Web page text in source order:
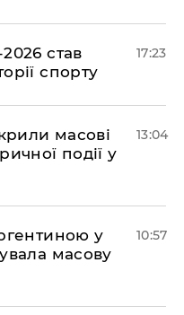
став
спорту
17:23
масові
події у
13:04
у
масову
10:57